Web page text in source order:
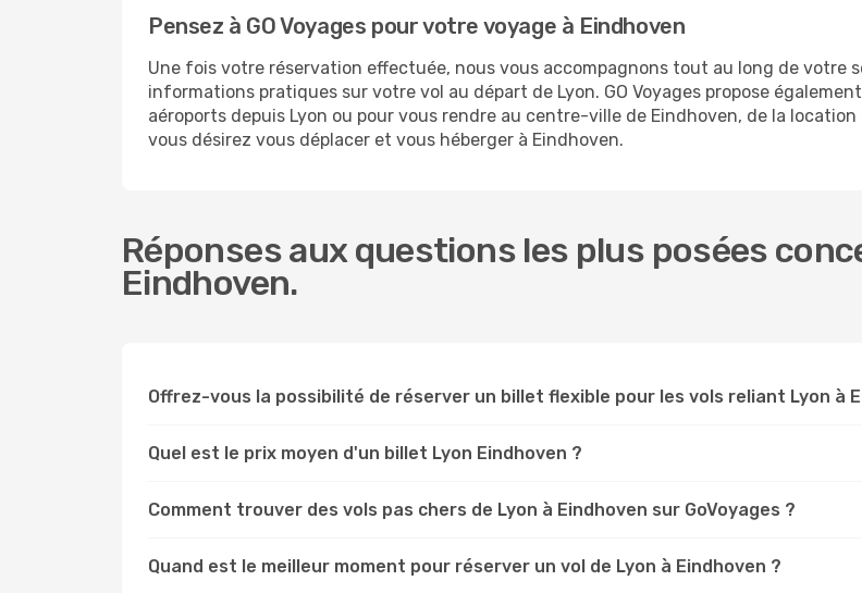
Pensez à GO Voyages pour votre voyage à Eindhoven
Une fois votre réservation effectuée, nous vous accompagnons tout au long de votre
informations pratiques sur votre vol au départ de Lyon. GO Voyages propose
aéroports depuis Lyon ou pour vous rendre au centre-ville de Eindhoven, de la
vous désirez vous déplacer et vous héberger à Eindhoven.
Réponses aux questions les plus posées
Eindhoven.
Offrez-vous la possibilité de réserver un billet flexible pour les vols reliant Lyon à
Quel est le prix moyen d'un billet Lyon Eindhoven ?
Comment trouver des vols pas chers de Lyon à Eindhoven sur GoVoyages ?
Quand est le meilleur moment pour réserver un vol de Lyon à Eindhoven ?